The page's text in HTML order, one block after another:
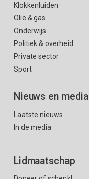
Klokkenluiden
Olie & gas
Onderwijs
Politiek & overheid
Private sector
Sport
Nieuws en media
Laatste nieuws
In de media
Lidmaatschap